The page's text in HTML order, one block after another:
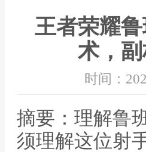
王者荣耀
术，
时间：
摘要：理解鲁
须理解这位射